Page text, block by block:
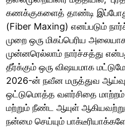
கணக்குகளைத் தாண்டி
(Fiber Maxing) எனப்படும்
முறை ஒரு மிகப்பெரிய
முன்னரெல்லாம் நார்ச்சத்து
தீர்க்கும் ஒரு விஷயமாக
2026-ன் நவீன மருத்துவ
ஒட்டுமொத்த வளர்சிதை மாற்றம்,
மற்றும் நீண்ட ஆயுள்
நன்மை செய்யும்